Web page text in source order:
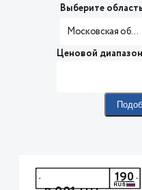
Выберите область
Московская область
Ценовой диапазон
190